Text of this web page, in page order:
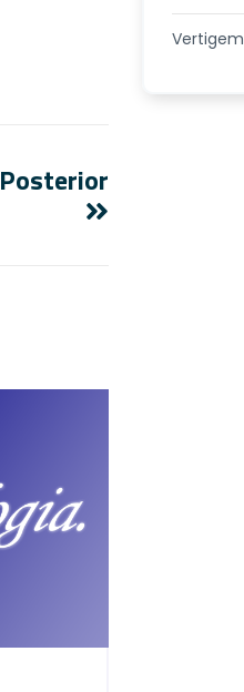
Vertigem